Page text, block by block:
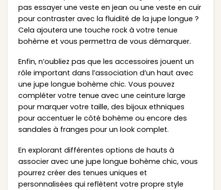
pas essayer une veste en jean ou une veste en cuir
pour contraster avec la fluidité de la jupe longue ?
Cela ajoutera une touche rock à votre tenue
bohème et vous permettra de vous démarquer.
Enfin, n’oubliez pas que les accessoires jouent un
rôle important dans l’association d’un haut avec
une jupe longue bohème chic. Vous pouvez
compléter votre tenue avec une ceinture large
pour marquer votre taille, des bijoux ethniques
pour accentuer le côté bohème ou encore des
sandales à franges pour un look complet.
En explorant différentes options de hauts à
associer avec une jupe longue bohème chic, vous
pourrez créer des tenues uniques et
personnalisées qui reflètent votre propre style